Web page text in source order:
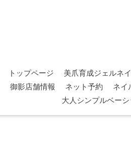
トップページ 美爪育成ジェルネ
御影店舗情報
ネット予約 ネイ
大人シンプルベー